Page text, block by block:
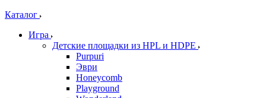
Каталог
Игра
Детские площадки из HPL и HDPE
Purpuri
Эври
Honeycomb
Playground